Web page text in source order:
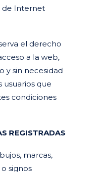
de Internet
el derecho
a la web,
y sin necesidad
usuarios que
condiciones
REGISTRADAS
marcas,
signos